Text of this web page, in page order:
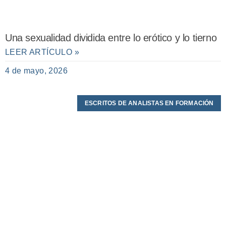
Una sexualidad dividida entre lo erótico y lo tierno
LEER ARTÍCULO »
4 de mayo, 2026
ESCRITOS DE ANALISTAS EN FORMACIÓN